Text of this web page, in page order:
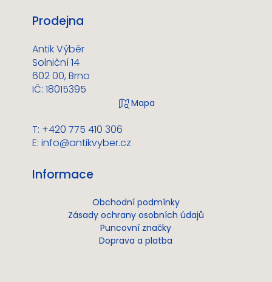
Prodejna
Antik Výběr
Solniční 14
602 00, Brno
IČ: 18015395
T: +420 775 410 306
E: info@antikvyber.cz
Informace
Obchodní podmínky
Zásady ochrany osobních údajů
Puncovní značky
Doprava a platba